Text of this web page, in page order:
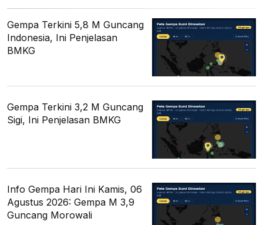
Gempa Terkini 5,8 M Guncang
Indonesia, Ini Penjelasan
BMKG
Gempa Terkini 3,2 M Guncang
Sigi, Ini Penjelasan BMKG
Info Gempa Hari Ini Kamis, 06
Agustus 2026: Gempa M 3,9
Guncang Morowali